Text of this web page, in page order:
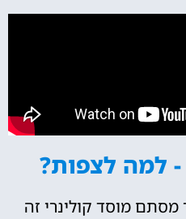
- למה לצפות?
מסתם מוסד קולינרי זה